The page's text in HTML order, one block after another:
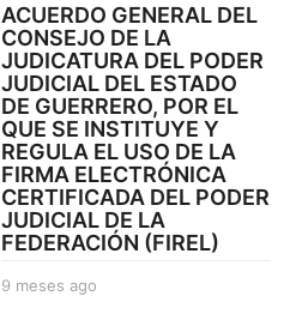
ACUERDO GENERAL DEL
CONSEJO DE LA
JUDICATURA DEL PODER
JUDICIAL DEL ESTADO
DE GUERRERO, POR EL
QUE SE INSTITUYE Y
REGULA EL USO DE LA
FIRMA ELECTRÓNICA
CERTIFICADA DEL PODER
JUDICIAL DE LA
FEDERACIÓN (FIREL)
9 meses ago